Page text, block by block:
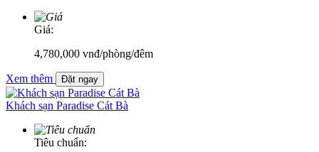
Giá:
4,780,000 vnđ/phòng/đêm
Xem thêm Đặt ngay
Khách sạn Paradise Cát Bà
Tiêu chuẩn: